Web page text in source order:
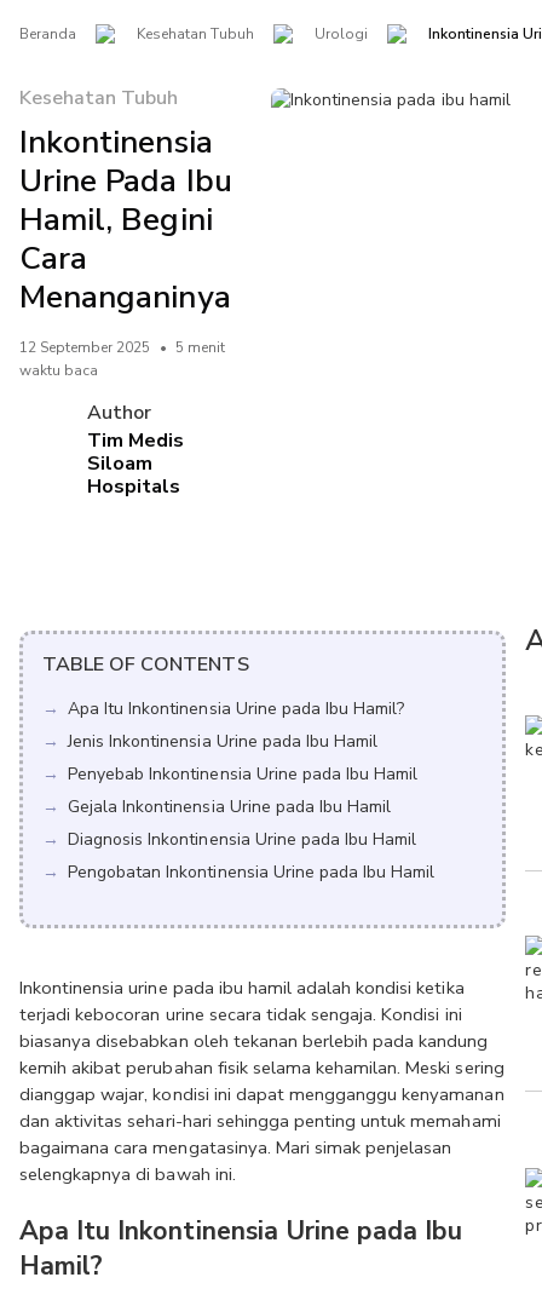
Beranda Kesehatan Tubuh Urologi Inkontinensia
Kesehatan Tubuh
Inkontinensia
Urine Pada Ibu
Hamil, Begini
Cara
Menanganinya
12 September 2025 • 5 menit
waktu baca
Author
Tim Medis
Siloam
Hospitals
TABLE OF CONTENTS
Apa Itu Inkontinensia Urine pada Ibu Hamil?
Jenis Inkontinensia Urine pada Ibu Hamil
Penyebab Inkontinensia Urine pada Ibu Hamil
Gejala Inkontinensia Urine pada Ibu Hamil
Diagnosis Inkontinensia Urine pada Ibu Hamil
Pengobatan Inkontinensia Urine pada Ibu Hamil
Inkontinensia urine pada ibu hamil adalah kondisi ketika
terjadi kebocoran urine secara tidak sengaja. Kondisi ini
biasanya disebabkan oleh tekanan berlebih pada kandung
kemih akibat perubahan fisik selama kehamilan. Meski sering
dianggap wajar, kondisi ini dapat mengganggu kenyamanan
dan aktivitas sehari-hari sehingga penting untuk memahami
bagaimana cara mengatasinya. Mari simak penjelasan
selengkapnya di bawah ini.
Apa Itu Inkontinensia Urine pada Ibu
Hamil?